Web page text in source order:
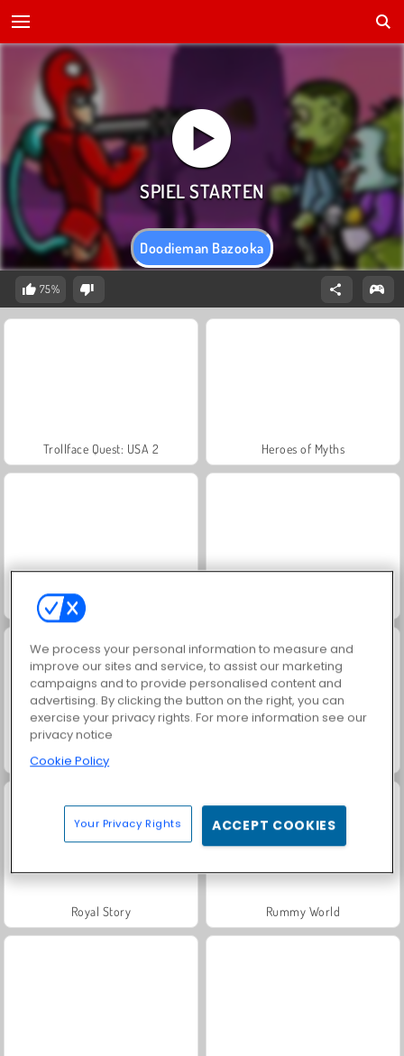
Doodieman Bazooka
75%
Trollface Quest: USA 2 Heroes of Myths
Jewel Garden Story
Grand Mahjong Connect
Royal Story Rummy World
We process your personal information to measure and
improve our sites and service, to assist our marketing
campaigns and to provide personalised content and
advertising. By clicking the button on the right, you can
exercise your privacy rights. For more information see our
privacy notice
Cookie Policy
Your Privacy Rights ACCEPT COOKIES